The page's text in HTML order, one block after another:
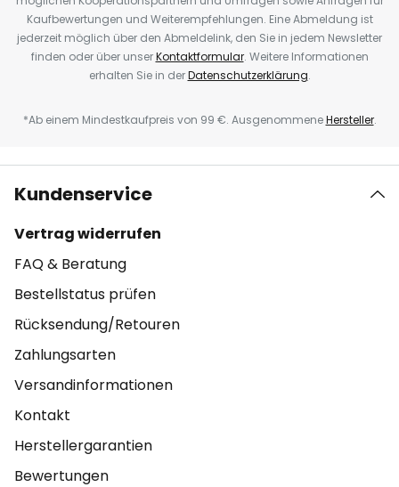
Kaufbewertungen und Weiterempfehlungen. Eine Abmeldung ist
jederzeit möglich über den Abmeldelink, den Sie in jedem Newsletter
finden oder über unserKontaktformular. Weitere Informationen
erhalten Sie in derDatenschutzerklärung.
*Ab einem Mindestkaufpreis von 99 €. AusgenommeneHersteller.
Kundenservice
Vertrag widerrufen
FAQ & Beratung
Bestellstatus prüfen
Rücksendung/Retouren
Zahlungsarten
Versandinformationen
Kontakt
Herstellergarantien
Bewertungen